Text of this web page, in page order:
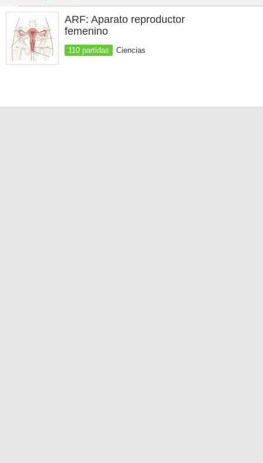
ARF: Aparato reproductor
femenino
110 partidas Ciencias